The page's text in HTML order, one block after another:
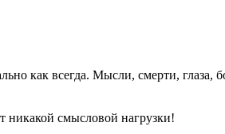
как всегда. Мысли, смерти, глаза,
никакой смысловой нагрузки!